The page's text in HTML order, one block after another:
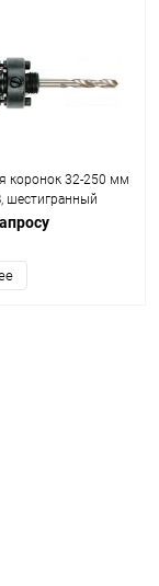
коронок 32-250 мм
шестигранный
мм